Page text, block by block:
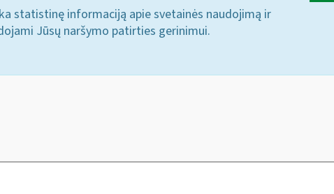
statistinę informaciją apie svetainės naudojimą ir
Jūsų naršymo patirties gerinimui.